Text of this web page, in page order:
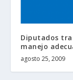
Diputados
manejo
agosto 25, 2009